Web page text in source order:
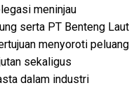
meninjau
serta PT Benteng Laut
menyoroti peluang
sekaligus
dalam industri